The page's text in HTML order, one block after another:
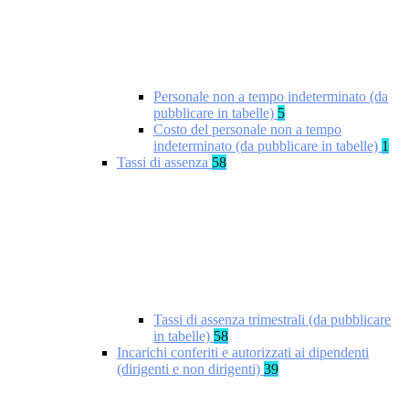
Personale non a tempo indeterminato (da
pubblicare in tabelle) 5
Costo del personale non a tempo
indeterminato (da pubblicare in tabelle) 1
Tassi di assenza 58
Tassi di assenza trimestrali (da pubblicare
in tabelle) 58
Incarichi conferiti e autorizzati ai dipendenti
(dirigenti e non dirigenti) 39